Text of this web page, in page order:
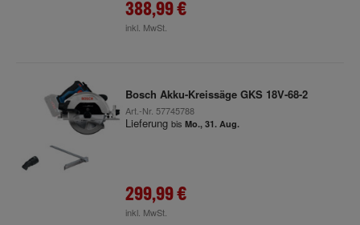
388,99 €
inkl. MwSt.
Bosch Akku-Kreissäge GKS 18V-68-2
Art.-Nr. 57745788
Lieferung bis Mo., 31. Aug.
299,99 €
inkl. MwSt.